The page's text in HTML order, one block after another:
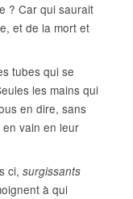
? Car qui saurait
et de la mort et
tubes qui se
les mains qui
en dire, sans
vain en leur
ci,surgissants
à qui